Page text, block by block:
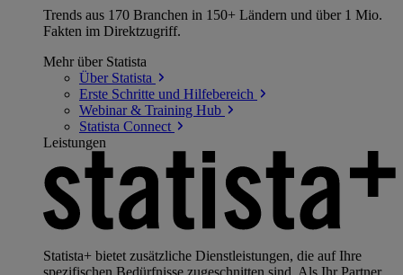
Trends aus 170 Branchen in 150+ Ländern und über 1 Mio.
Fakten im Direktzugriff.
Mehr über Statista
Über Statista
Erste Schritte und Hilfebereich
Webinar & Training Hub
Statista Connect
Leistungen
Statista+ bietet zusätzliche Dienstleistungen, die auf Ihre
spezifischen Bedürfnisse zugeschnitten sind. Als Ihr Partner